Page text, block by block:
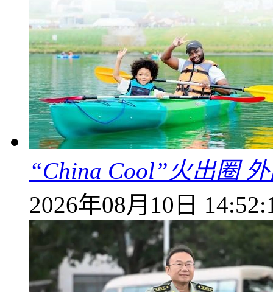
“China Cool”火出圈
2026年08月10日